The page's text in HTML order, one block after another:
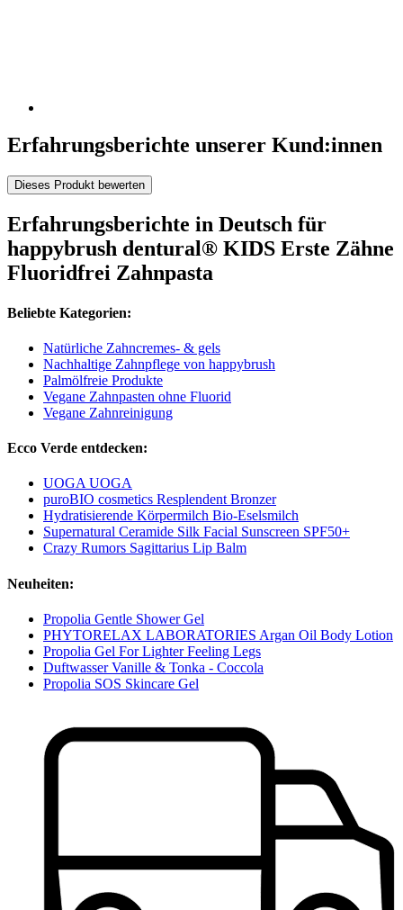
Erfahrungsberichte unserer Kund:innen
Dieses Produkt bewerten
Erfahrungsberichte in Deutsch für
happybrush dentural® KIDS Erste Zähne
Fluoridfrei Zahnpasta
Beliebte Kategorien:
Natürliche Zahncremes- & gels
Nachhaltige Zahnpflege von happybrush
Palmölfreie Produkte
Vegane Zahnpasten ohne Fluorid
Vegane Zahnreinigung
Ecco Verde entdecken:
UOGA UOGA
puroBIO cosmetics Resplendent Bronzer
Hydratisierende Körpermilch Bio-Eselsmilch
Supernatural Ceramide Silk Facial Sunscreen SPF50+
Crazy Rumors Sagittarius Lip Balm
Neuheiten:
Propolia Gentle Shower Gel
PHYTORELAX LABORATORIES Argan Oil Body Lotion
Propolia Gel For Lighter Feeling Legs
Duftwasser Vanille & Tonka - Coccola
Propolia SOS Skincare Gel